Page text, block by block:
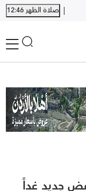
| صلاة الظهر 12:46
جديد غداً